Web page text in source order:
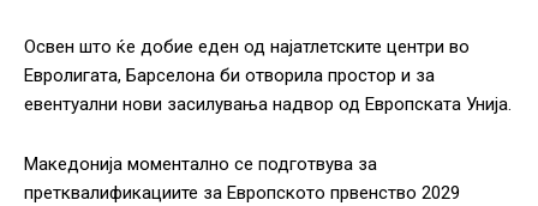
Освен што ќе добие еден од најатлетските центри во
Евролигата, Барселона би отворила простор и за
евентуални нови засилувања надвор од Европската Унија.
Македонија моментално се подготвува за
претквалификациите за Европското првенство 2029